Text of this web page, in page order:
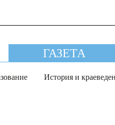
ГАЗЕТА
История и